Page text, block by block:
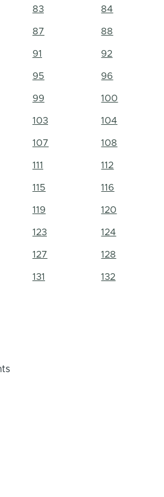
83 84
87 88
91 92
95 96
99 100
103 104
107 108
111 112
115 116
119 120
123 124
127 128
131
132